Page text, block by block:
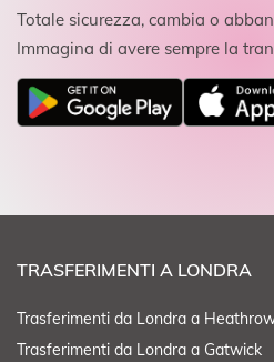
Totale sicurezza, cambia o
Immagina di avere sempre la
TRASFERIMENTI A LONDRA
Trasferimenti da Londra a
Trasferimenti da Londra a Gatwick